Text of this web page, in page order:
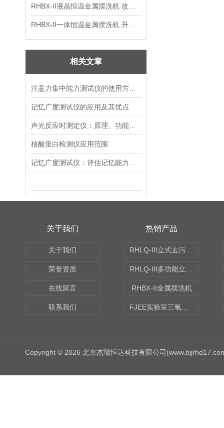
相关文章
记忆广度测试仪的应用及其优点
核酸蛋白检测仪应用范围
关于我们
关于我们
荣誉资质
在线留言
联系我们
热销产品
RHBX-II金属摆洗机
Copyright © 2026 北京杰瑞恒达科技有限公司